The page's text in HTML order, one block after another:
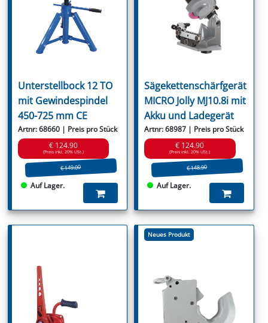
Unterstellbock 12 TO
mit Gewindespindel
450-725 mm CE
Artnr: 68660 | Preis pro Stück
€ 124.90
(Preis inkl. 20% USt.)
€ 149.00
Auf Lager.
Sägekettenschärfgerät
MICRO Jolly MJ10.8i mit
Akku und Ladegerät
Artnr: 68987 | Preis pro Stück
€ 124.90
(Preis inkl. 20% USt.)
€ 148.90
Auf Lager.
Neues Produkt